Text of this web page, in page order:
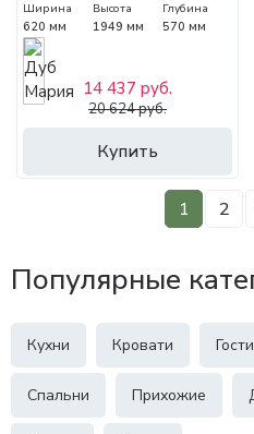
Ширина
620 мм
Высота
1949 мм
Глубина
570 мм
Купить
14 437 руб.
20 624 руб.
1 2
Популярные
Кухни Кровати
Спальни Прихожие